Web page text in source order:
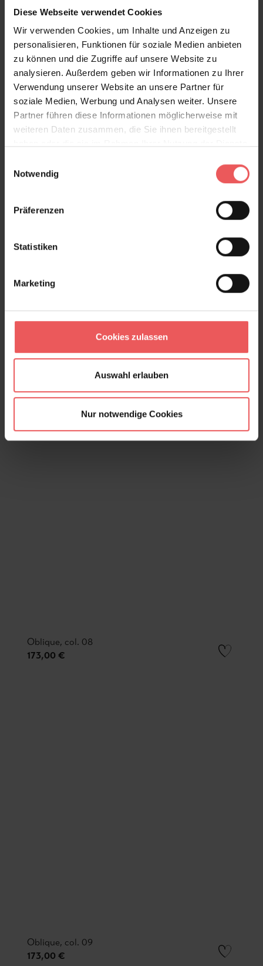
Diese Webseite verwendet Cookies
Wir verwenden Cookies, um Inhalte und Anzeigen zu
personalisieren, Funktionen für soziale Medien anbieten
zu können und die Zugriffe auf unsere Website zu
analysieren. Außerdem geben wir Informationen zu Ihrer
Verwendung unserer Website an unsere Partner für
soziale Medien, Werbung und Analysen weiter. Unsere
Partner führen diese Informationen möglicherweise mit
weiteren Daten zusammen, die Sie ihnen bereitgestellt
Notwendig
Präferenzen
Statistiken
Marketing
Cookies zulassen
Auswahl erlauben
Nur notwendige Cookies
Oblique, col. 06
173,00 €
173,00 €
Oblique, col. 08
173,00 €
Oblique, col. 09
173,00 €